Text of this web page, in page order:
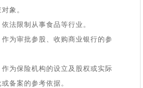
象。
限制从事食品等行业。
审批参股、收购商业银行的参
保险机构的设立及股权或实际
备案的参考依据。